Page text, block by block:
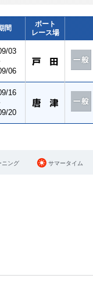
間
ボート
レース場
03
06
16
20
ニング サマータイム